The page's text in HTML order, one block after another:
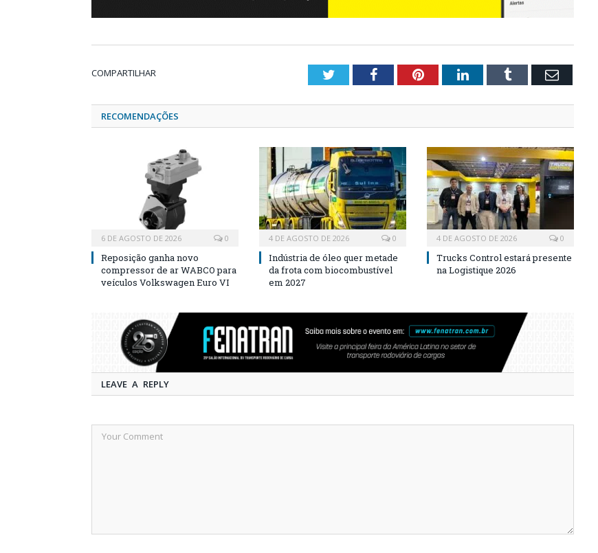
COMPARTILHAR TwitterFacebookPinterestLinkedInTumblr Email
RECOMENDAÇÕES
6 DE AGOSTO DE 2026 0
Reposição ganha novo
compressor de ar WABCO para
veículos Volkswagen Euro VI
4 DE AGOSTO DE 2026 0
Indústria de óleo quer metade
da frota com biocombustível
em 2027
4 DE AGOSTO DE 2026 0
Trucks Control estará presente
na Logistique 2026
LEAVE A REPLY